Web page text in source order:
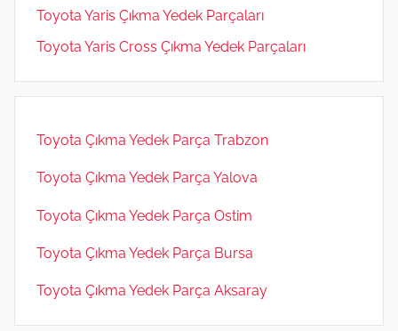
Toyota Yaris Çıkma Yedek Parçaları
Toyota Yaris Cross Çıkma Yedek Parçaları
Toyota Çıkma Yedek Parça Trabzon
Toyota Çıkma Yedek Parça Yalova
Toyota Çıkma Yedek Parça Ostim
Toyota Çıkma Yedek Parça Bursa
Toyota Çıkma Yedek Parça Aksaray